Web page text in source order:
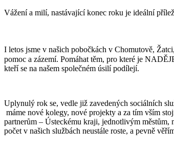
Vážení a milí, nastávající konec roku je ideální
I letos jsme v našich pobočkách v Chomutově, Žatci,
pomoc a zázemí. Pomáhat těm, pro které je
kteří se na našem společném úsilí podílejí.
Uplynulý rok se, vedle již zavedených sociálních
máme nové kolegy, nové projekty a za tím vším
partnerům – Ústeckému kraji, jednotlivým
počet v našich službách neustále roste, a pevně